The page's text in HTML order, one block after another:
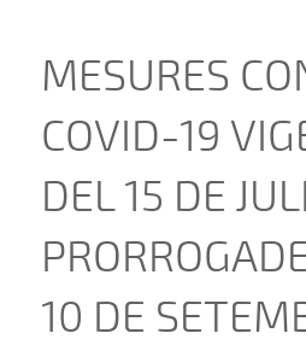
MESURES
COVID-19
DEL 15 DE
10 DE